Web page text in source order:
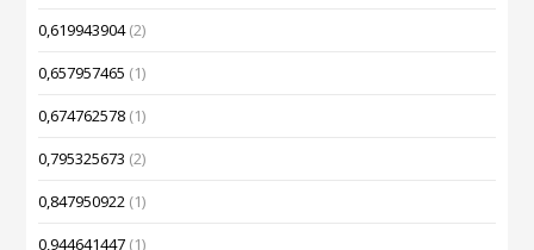
0,619943904(2)
0,657957465 (1)
0,674762578 (1)
0,795325673 (2)
0,847950922 (1)
0,944641447 (1)